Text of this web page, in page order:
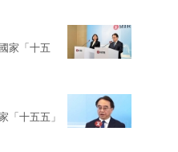
家「十五
「十五五」